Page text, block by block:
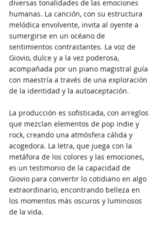
diversas tonalidades de las emociones
humanas. La canción, con su estructura
melódica envolvente, invita al oyente a
sumergirse en un océano de
sentimientos contrastantes. La voz de
Giovio, dulce y a la vez poderosa,
acompañada por un piano magistral guía
con maestría a través de una exploración
de la identidad y la autoaceptación.
La producción es sofisticada, con arreglos
que mezclan elementos de pop indie y
rock, creando una atmósfera cálida y
acogedora. La letra, que juega con la
metáfora de los colores y las emociones,
es un testimonio de la capacidad de
Giovio para convertir lo cotidiano en algo
extraordinario, encontrando belleza en
los momentos más oscuros y luminosos
de la vida.